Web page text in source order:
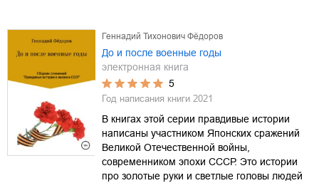
Геннадий Тихонович Фёдоров
До и после военные годы
электронная книга
5
Год написания книги 2021
В книгах этой серии правдивые истории
написаны участником Японских сражений
Великой Отечественной войны,
современником эпохи СССР. Это истории
про золотые руки и светлые головы людей